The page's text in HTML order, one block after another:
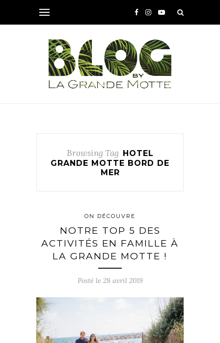
Browsing Tag HOTEL
GRANDE MOTTE BORD DE
MER
ON DÉCOUVRE
NOTRE TOP 5 DES
ACTIVITÉS EN FAMILLE À
LA GRANDE MOTTE !
Posté le 28 avril 2019